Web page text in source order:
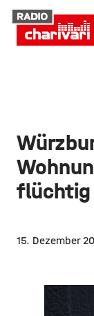
flüchtig
15. Dezember